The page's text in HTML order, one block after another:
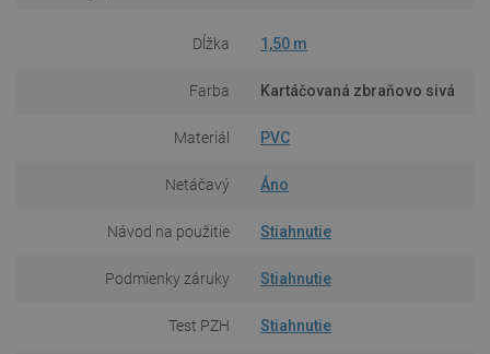
Dĺžka 1,50 m
Farba Kartáčovaná zbraňovo sivá
Materiál PVC
Netáčavý Áno
Návod na použitie Stiahnutie
Podmienky záruky Stiahnutie
Test PZH Stiahnutie